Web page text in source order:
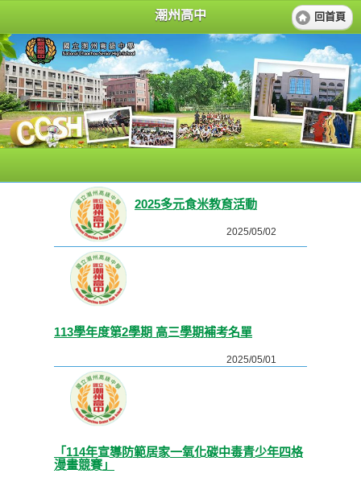
潮州高中 回首頁
2025多元食米教育活動
2025/05/02
113學年度第2學期 高三學期補考名單
2025/05/01
「114年宣導防範居家一氧化碳中毒青少年四格
漫畫競賽」